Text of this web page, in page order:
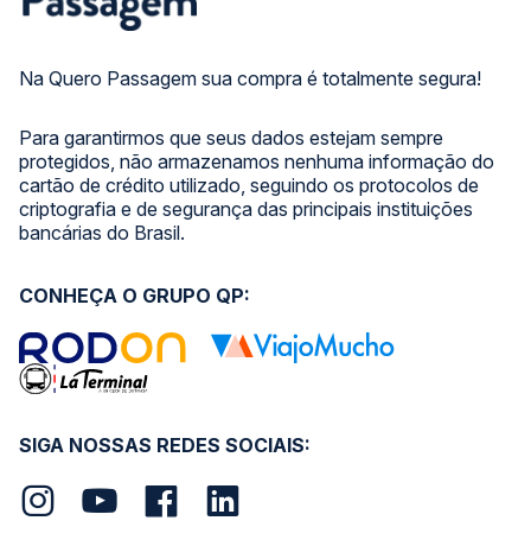
Na Quero Passagem sua compra é totalmente segura!
Para garantirmos que seus dados estejam sempre
protegidos, não armazenamos nenhuma informação do
cartão de crédito utilizado, seguindo os protocolos de
criptografia e de segurança das principais instituições
bancárias do Brasil.
SIGA NOSSAS REDES SOCIAIS:
CONHEÇA O GRUPO QP: